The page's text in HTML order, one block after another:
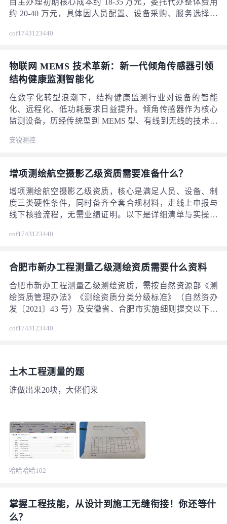
自主办理初期核心成本约 18-35 万元，委托代办整体费用
约 20-40 万元，具体因人员配置、设备采购、服务选择等
细（2026 年 1 月参考） 费用类别 明细 费用区间 备注 人员
1 名注册测绘师），含薪酬、社保等；人员挂靠约 5-10 万
元 / 人 / 年
cof1743123440
物联网 MEMS 技术革新：新一代倾角传感器引领
结构健康监测智能化
在数字化转型浪潮下，结构健康监测行业对设备的智能
化、远程化、低功耗要求日益提升。倾角传感器作为核心
监测设备，历经传统型到 MEMS 型、有线到无线的技术迭
为推动工程安全监测智能化的关键力量。本文将聚焦新一
一、MEMS 技术：倾角传感器的核心赋能引擎 MEMS（微
机电系统）技术的成熟是倾角传感器实现轻量化、高精
度、低成本的核心前提。相较于传统传感器，MEMS 倾角
传感器在性能上实现全面突破：体积缩小至方寸之间，便
于在狭小空间（如桥梁支座、隧道衬砌）安装；功耗降低
级别，可捕捉结构微变形数据；抗过载冲击能力强，适配
安锐测控
增项测绘航空摄影乙级资质需要准备什么？
增项测绘航空摄影乙级资质，核心是满足人员、设备、制
度三类硬性条件，同时备齐全套合规材料，走线上申报与
线下核验流程，无需业绩证明。以下是详细清单与实操要
人员类型 数量 核心要求 测绘专业高级工程师 1 人 职称可
cof1743123440
合肥市新办工程测量乙级测绘资质需要什么资料
合肥市新办工程测量乙级测绘资质，需按自然资源部《测
绘资质管理办法》《测绘资质分类分级标准》（自然资办
发〔2021〕43 号）及安徽省、合肥市实施细则提交以下材
资质管理信息系统” 在线申报。 一、主体资格与基础材料
人营业执照副本（经营范围含 “测绘服务” 或 “工程测
量”）。
cof1743123440
土木工程测量的题
谁做出来20块，大佬们来
哈哈哈哈102
掌握工程技能，从设计到施工无缝衔接！你还等什
么？